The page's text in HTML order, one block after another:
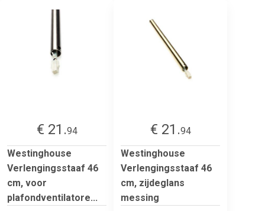
€ 21.94
Westinghouse
Verlengingsstaaf 46
cm, voor
plafondventilatore...
€ 21.94
Westinghouse
Verlengingsstaaf 46
cm, zijdeglans
messing